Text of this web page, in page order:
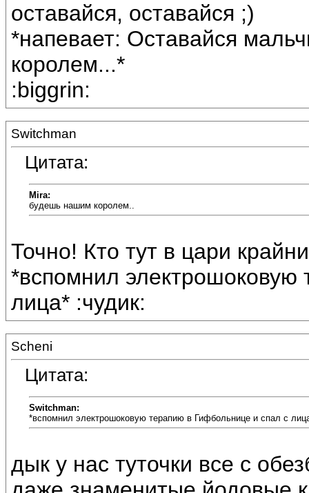
оставайся, оставайся ;)
*напевает: Оставайся
королем...*
:biggrin:
Switchman
Цитата:
Mira:
будешь нашим королем..
Точно! Кто тут в цари
*вспомнил
лица* :чудик:
Scheni
Цитата:
Switchman:
*вспомнил электрошоковую терапию в Гифбольнице и спал с
дык у нас туточки все с